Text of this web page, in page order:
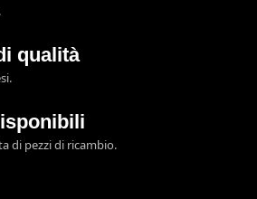
qualità
di pezzi di ricambio.